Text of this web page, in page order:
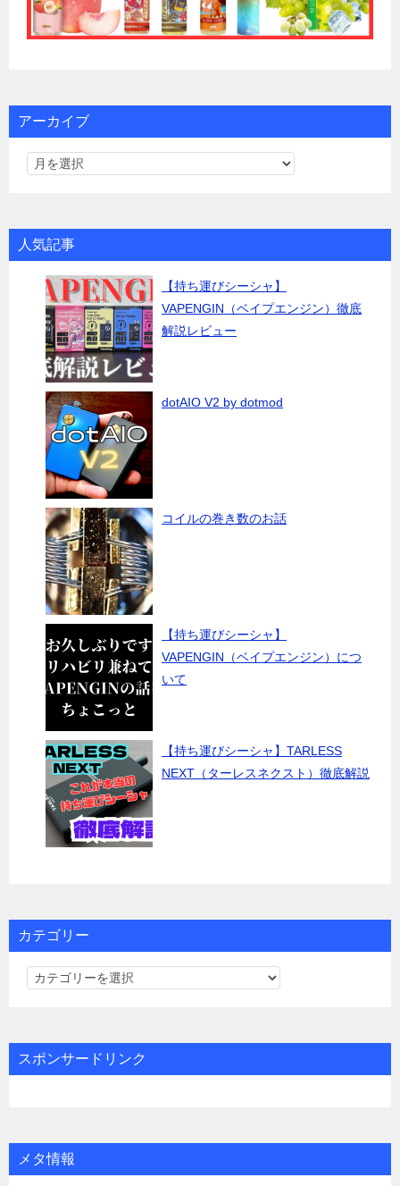
アーカイブ
人気記事
【持ち運びシーシャ】
VAPENGIN（ベイプエンジン）徹底
解説レビュー
dotAIO V2 by dotmod
コイルの巻き数のお話
【持ち運びシーシャ】
VAPENGIN（ベイプエンジン）につ
いて
【持ち運びシーシャ】TARLESS
NEXT（ターレスネクスト）徹底解説
カテゴリー
カ
リ
ー
スポンサードリンク
メタ情報